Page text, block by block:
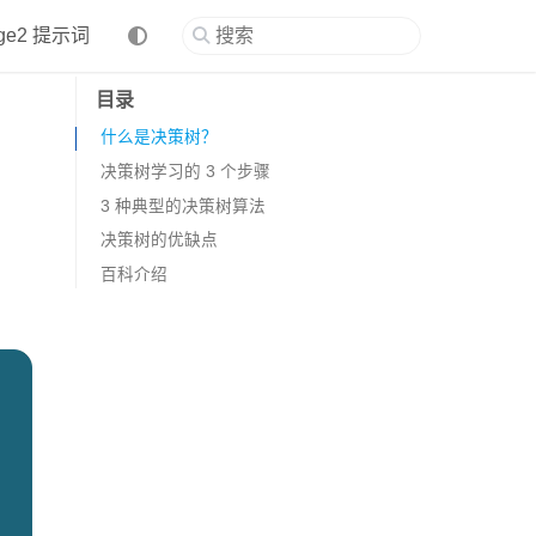
提示词
目录
什么是决策树？
决策树学习的 3 个步骤
步骤一、特征选择
步骤二、决策树生成
步骤三、决策树剪枝
3 种典型的决策树算法
决策树的优缺点
百科介绍